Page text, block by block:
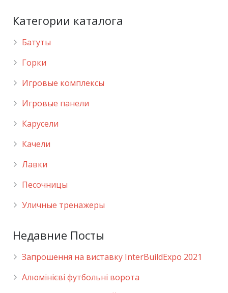
Категории каталога
Батуты
Горки
Игровые комплексы
Игровые панели
Карусели
Качели
Лавки
Песочницы
Уличные тренажеры
Недавние Посты
Запрошення на виставку InterBuildExpo 2021
Алюмінієві футбольні ворота